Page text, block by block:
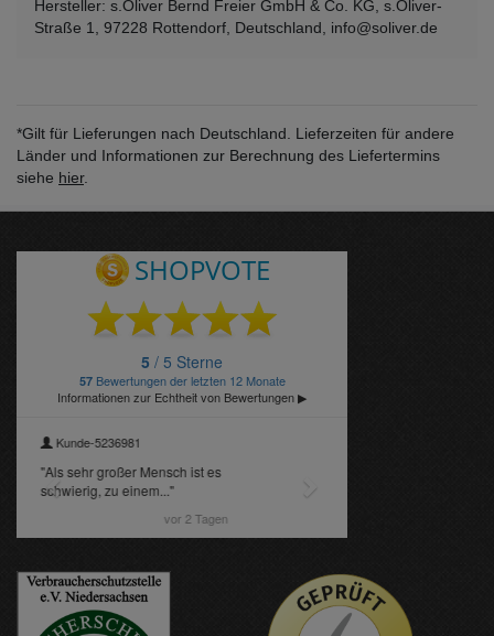
Hersteller: s.Oliver Bernd Freier GmbH & Co. KG, s.Oliver-
Straße 1, 97228 Rottendorf, Deutschland, info@soliver.de
*Gilt für Lieferungen nach Deutschland. Lieferzeiten für andere
Länder und Informationen zur Berechnung des Liefertermins
siehe hier.